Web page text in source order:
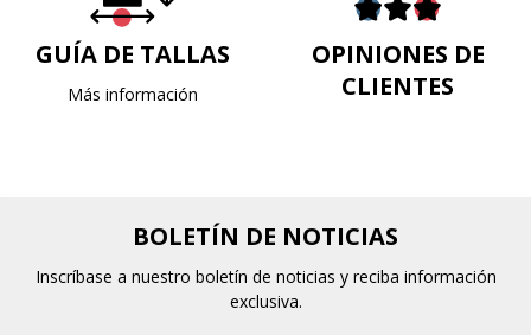
GUÍA DE TALLAS
Más información
OPINIONES DE
CLIENTES
BOLETÍN DE NOTICIAS
Inscríbase a nuestro boletín de noticias y reciba información
exclusiva.